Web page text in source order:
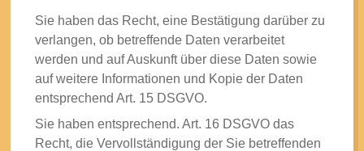
Sie haben das Recht, eine Bestätigung darüber zu
verlangen, ob betreffende Daten verarbeitet
werden und auf Auskunft über diese Daten sowie
auf weitere Informationen und Kopie der Daten
entsprechend Art. 15 DSGVO.
Sie haben entsprechend. Art. 16 DSGVO das
Recht, die Vervollständigung der Sie betreffenden